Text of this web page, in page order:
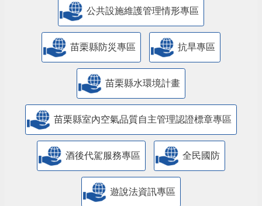
​公共設施維護管理情形專區
苗栗縣防災專區 抗旱專區
苗栗縣水環境計畫
苗栗縣室內空氣品質自主管理認證標章專區
酒後代駕服務專區 全民國防
遊說法資訊專區